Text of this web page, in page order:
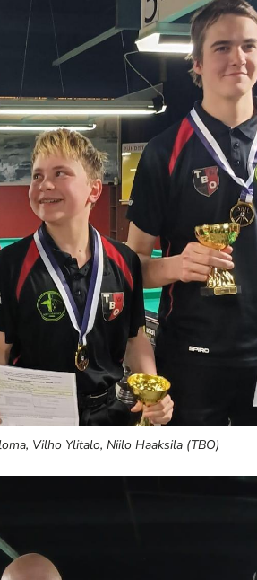
Vilho Ylitalo, Niilo Haaksila (TBO)